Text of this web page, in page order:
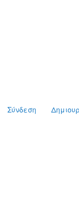
Σύνδεση